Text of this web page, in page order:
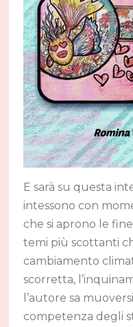
E sarà su questa
intessono con
che si aprono le
temi più scottanti
cambiamento
scorretta,
l’autore sa
competenza degli